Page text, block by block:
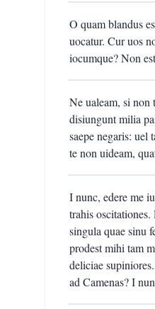
O quam blandus
uocatur. Cur uos
iocumque? Non
Ne ualeam, si non
disiungunt milia
saepe negaris: uel
te non uideam,
I nunc, edere me
trahis oscitationes.
singula quae sinu
prodest mihi tam
deliciae
ad Camenas? I